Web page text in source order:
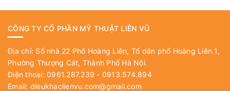
CÔNG TY CỔ PHẦN MỸ THUẬT LIÊN VŨ
Địa chỉ: Số nhà 22 Phố Hoàng Liên, Tổ dân phố Hoàng Liên 1,
Phường Thượng Cát, Thành Phố Hà Nội.
Điện thoại: 0961.287.239 - 0913.574.894
Email: dieukhaclienvu.com@gmail.com